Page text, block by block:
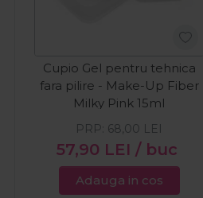
Cupio Gel pentru tehnica
fara pilire - Make-Up Fiber
Milky Pink 15ml
57,90 LEI / buc
PRP: 68,00 LEI
Adauga in cos